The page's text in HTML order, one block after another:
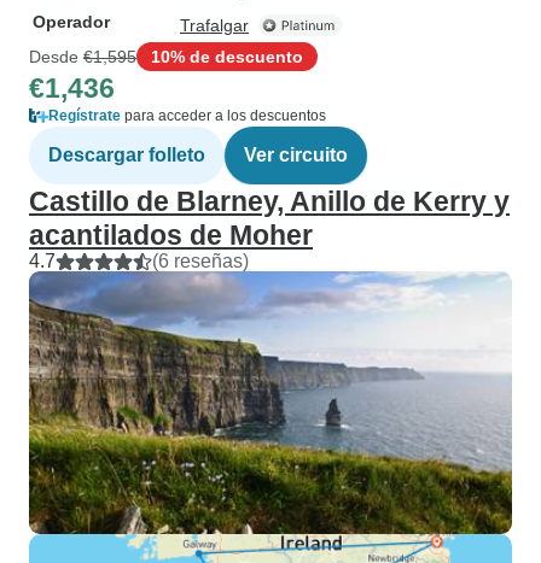
Operador
Trafalgar
Desde €1,595 10% de descuento
€1,436
Regístrate para acceder a los descuentos
Descargar folleto Ver circuito
Castillo de Blarney, Anillo de Kerry y
acantilados de Moher
4.7 (6 reseñas)